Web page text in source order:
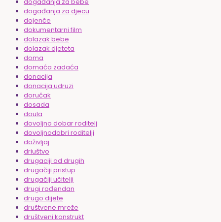
događanja za djecu
dojenče
dokumentarni film
dolazak bebe
dolazak djeteta
doma
domaća zadaća
donacija
donacija udruzi
doručak
dosada
doula
dovoljno dobar roditelj
dovoljnodobri roditelji
doživljaj
driuštvo
drugaciji od drugih
drugačiji pristup
drugačiji učitelji
drugi rođendan
drugo dijete
društvene mreže
društveni konstrukt